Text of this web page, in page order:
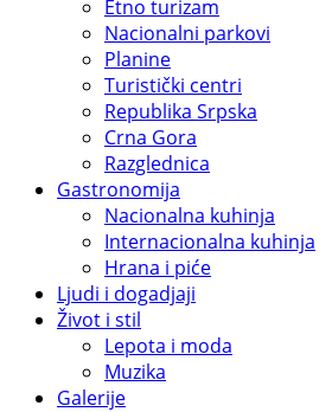
Etno turizam
Nacionalni parkovi
Planine
Turistički centri
Republika Srpska
Crna Gora
Razglednica
Gastronomija
Nacionalna kuhinja
Internacionalna kuhinja
Hrana i piće
Ljudi i dogadjaji
Život i stil
Lepota i moda
Muzika
Galerije